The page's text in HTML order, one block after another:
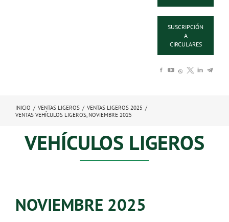
SUSCRIPCIÓN
A
CIRCULARES
INICIO / VENTAS LIGEROS / VENTAS LIGEROS 2025 /
VENTAS VEHÍCULOS LIGEROS, NOVIEMBRE 2025
VEHÍCULOS LIGEROS
NOVIEMBRE 2025